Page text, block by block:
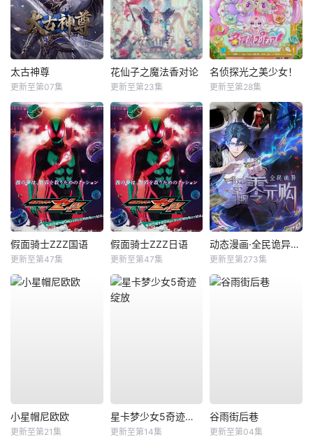
太古神尊
更新至第07集
花仙子之魔法香对论
更新至第23集
名侦探光之美少女！
更新至第28集
假面骑士ZZZ国语
更新至第47集
假面骑士ZZZ日语
更新至第47集
动态漫画·全民诡异：开局掌握零元购
更新至第273集
小星帽尼欧欧
更新至第21集
星卡梦少女5奇迹绽放
更新至第14集
谷雨街后巷
更新至第04集